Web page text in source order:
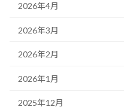
2026年4月
2026年3月
2026年2月
2026年1月
2025年12月